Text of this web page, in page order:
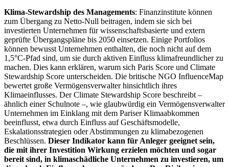
Klima-Stewardship des Managements: Finanzinstitute können
zum Übergang zu Netto-Null beitragen, indem sie sich bei
investierten Unternehmen für wissenschaftsbasierte und extern
geprüfte Übergangspläne bis 2050 einsetzen. Einige Portfolios
können bewusst Unternehmen enthalten, die noch nicht auf dem
1,5°C-Pfad sind, um sie durch aktiven Einfluss klimafreundlicher zu
machen. Dies kann erklären, warum sich Paris Score und Climate
Stewardship Score unterscheiden. Die britische NGO InfluenceMap
bewertet große Vermögensverwalter hinsichtlich ihres
Klimaeinflusses. Der Climate Stewardship Score beschreibt –
ähnlich einer Schulnote –, wie glaubwürdig ein Vermögensverwalter
Unternehmen im Einklang mit dem Pariser Klimaabkommen
beeinflusst, etwa durch Einfluss auf Geschäftsmodelle,
Eskalationsstrategien oder Abstimmungen zu klimabezogenen
Beschlüssen. Dieser Indikator kann für Anleger geeignet sein,
die mit ihrer Investition Wirkung erzielen möchten und sogar
bereit sind, in klimaschädliche Unternehmen zu investieren, um